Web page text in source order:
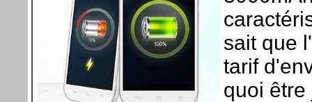
sait que
tarif
quoi être